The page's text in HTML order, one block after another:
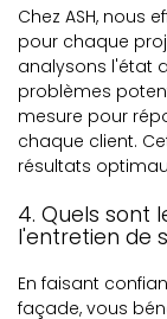
Chez ASH, nous
pour chaque
analysons l'état
problèmes
mesure pour
chaque client.
résultats
4. Quels sont
l'entretien de
En faisant
façade, vous